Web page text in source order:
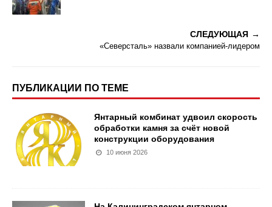
СЛЕДУЮЩАЯ
«Северсталь» назвали компанией-лидером
ПУБЛИКАЦИИ ПО ТЕМЕ
Янтарный комбинат удвоил скорость
обработки камня за счёт новой
конструкции оборудования
10 июня 2026